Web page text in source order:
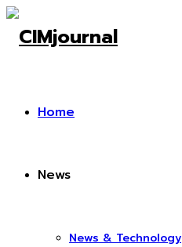
Home
News
News & Technology